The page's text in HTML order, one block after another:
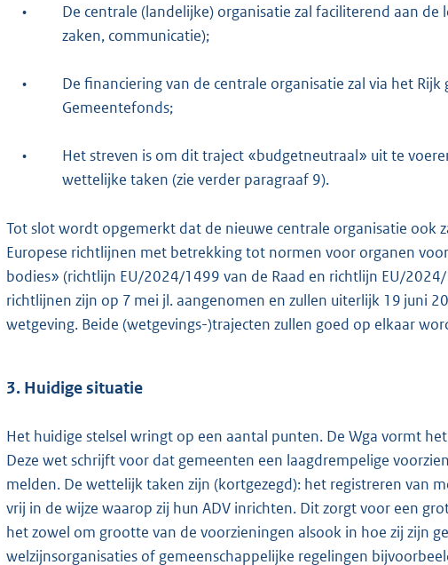
•
De centrale (landelijke) organisatie zal faciliterend aan
zaken, communicatie);
•
De financiering van de centrale organisatie zal via het
Gemeentefonds;
•
Het streven is om dit traject «budgetneutraal» uit te
wettelijke taken (zie verder paragraaf 9).
Tot slot wordt opgemerkt dat de nieuwe centrale organisatie ook
Europese richtlijnen met betrekking tot normen voor organen
bodies» (richtlijn EU/2024/1499 van de Raad en richtlijn EU/
richtlijnen zijn op 7 mei jl. aangenomen en zullen uiterlijk 19 juni
wetgeving. Beide (wetgevings-)trajecten zullen goed op elkaar
3. Huidige situatie
Het huidige stelsel wringt op een aantal punten. De Wga vormt
Deze wet schrijft voor dat gemeenten een laagdrempelige
melden. De wettelijk taken zijn (kortgezegd): het registreren van
vrij in de wijze waarop zij hun ADV inrichten. Dit zorgt voor een
het zowel om grootte van de voorzieningen alsook in hoe zij zijn
welzijnsorganisaties of gemeenschappelijke regelingen